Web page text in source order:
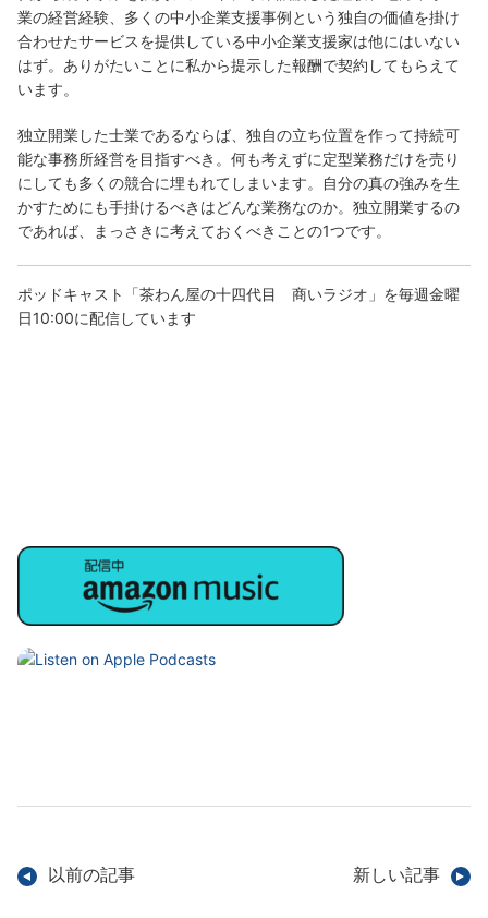
業の経営経験、多くの中小企業支援事例という独自の価値を掛け
合わせたサービスを提供している中小企業支援家は他にはいない
はず。ありがたいことに私から提示した報酬で契約してもらえて
います。
独立開業した士業であるならば、独自の立ち位置を作って持続可
能な事務所経営を目指すべき。何も考えずに定型業務だけを売り
にしても多くの競合に埋もれてしまいます。自分の真の強みを生
かすためにも手掛けるべきはどんな業務なのか。独立開業するの
であれば、まっさきに考えておくべきことの1つです。
ポッドキャスト「茶わん屋の十四代目 商いラジオ」を毎週金曜
日10:00に配信しています
以前の記事 新しい記事